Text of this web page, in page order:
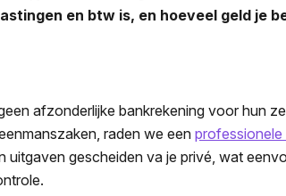
en btw is, en hoeveel geld je
afzonderlijke bankrekening voor hun
raden we eenprofessionele
uitgaven gescheiden va je privé, wat